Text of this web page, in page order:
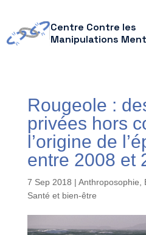
Centre Contre les
Manipulations
Rougeole :
privées hors
l’origine de
entre 2008 et
7 Sep 2018 | Anthroposophie
Santé et bien-être